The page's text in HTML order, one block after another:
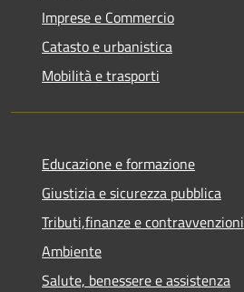
Imprese e Commercio
Catasto e urbanistica
Mobilità e trasporti
Educazione e formazione
Giustizia e sicurezza pubblica
Tributi,finanze e contravvenzioni
Ambiente
Salute, benessere e assistenza